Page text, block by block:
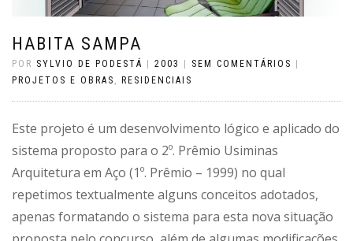
HABITA SAMPA
POR SYLVIO DE PODESTÁ 2003 SEM COMENTÁRIOS
PROJETOS E OBRAS , RESIDENCIAIS
Este projeto é um desenvolvimento lógico e aplicado do
sistema proposto para o 2º. Prêmio Usiminas
Arquitetura em Aço (1º. Prêmio – 1999) no qual
repetimos textualmente alguns conceitos adotados,
apenas formatando o sistema para esta nova situação